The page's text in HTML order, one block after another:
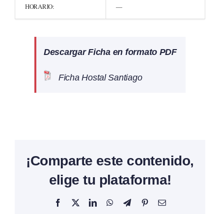
HORARIO: —
Descargar Ficha en formato PDF
Ficha Hostal Santiago
¡Comparte este contenido,
elige tu plataforma!
Facebook
X LinkedInWhatsAppTelegramPinterestCorreo